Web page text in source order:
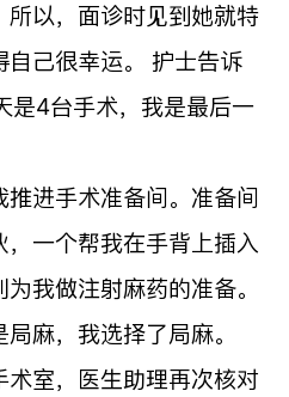
以，面诊时见到她就特
己很幸运。 护士告诉
是4台手术，我是最后一
进手术准备间。准备间
一个帮我在手背上插入
我做注射麻药的准备。
麻，我选择了局麻。
室，医生助理再次核对